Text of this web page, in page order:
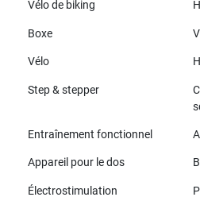
Vélo de biking
Boxe
Vélo
Step & stepper
Entraînement fonctionnel
Appareil pour le dos
Électrostimulation